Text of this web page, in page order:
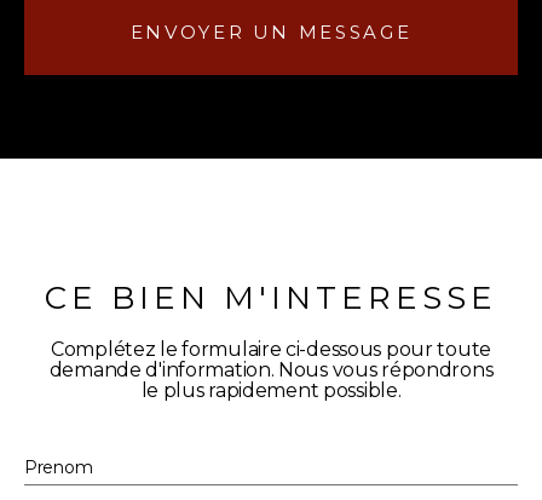
ENVOYER UN MESSAGE
CE BIEN M'INTERESSE
Complétez le formulaire ci-dessous pour toute
demande d'information. Nous vous répondrons
le plus rapidement possible.